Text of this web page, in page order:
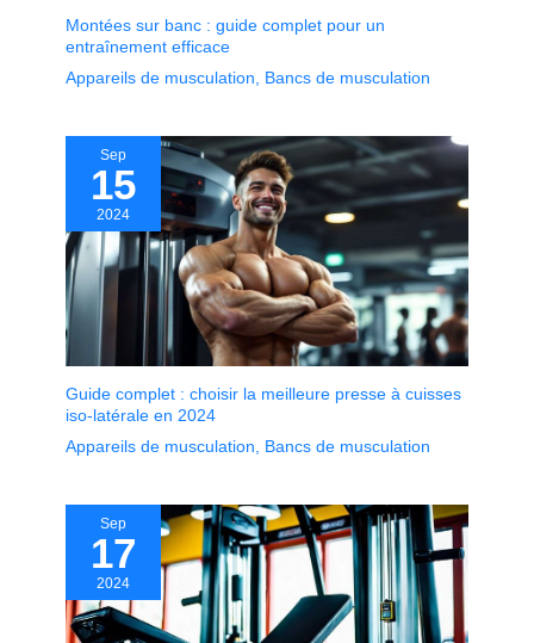
Montées sur banc : guide complet pour un
entraînement efficace
Appareils de musculation
Bancs de musculation
Sep
15
2024
Guide complet : choisir la meilleure presse à cuisses
iso-latérale en 2024
Appareils de musculation
Bancs de musculation
Sep
17
2024